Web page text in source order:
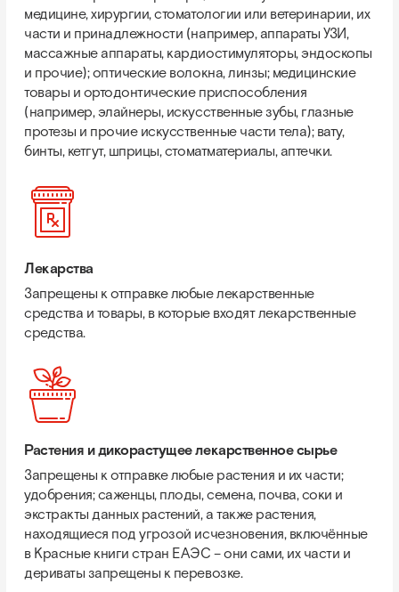
медицине, хирургии, стоматологии или ветеринарии, их
части и принадлежности (например, аппараты УЗИ,
массажные аппараты, кардиостимуляторы, эндоскопы
и прочие); оптические волокна, линзы; медицинские
товары и ортодонтические приспособления
(например, элайнеры, искусственные зубы, глазные
протезы и прочие искусственные части тела); вату,
бинты, кетгут, шприцы, стоматматериалы, аптечки.
Лекарства
Запрещены к отправке любые лекарственные
средства и товары, в которые входят лекарственные
средства.
Растения и дикорастущее лекарственное сырье
Запрещены к отправке любые растения и их части;
удобрения; cаженцы, плоды, семена, почва, соки и
экстракты данных растений, а также растения,
находящиеся под угрозой исчезновения, включённые
в Красные книги стран ЕАЭС – они сами, их части и
дериваты запрещены к перевозке.